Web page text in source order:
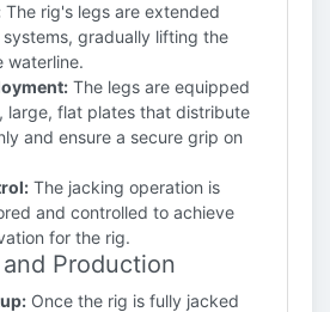
The rig's legs are extended
gradually lifting the
waterline.
The legs are equipped
large, flat plates that distribute
and ensure a secure grip on
The jacking operation is
and controlled to achieve
for the rig.
Production
Once the rig is fully jacked